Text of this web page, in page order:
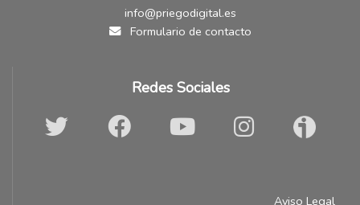
info@priegodigital.es
Formulario de contacto
Redes Sociales
Aviso Legal